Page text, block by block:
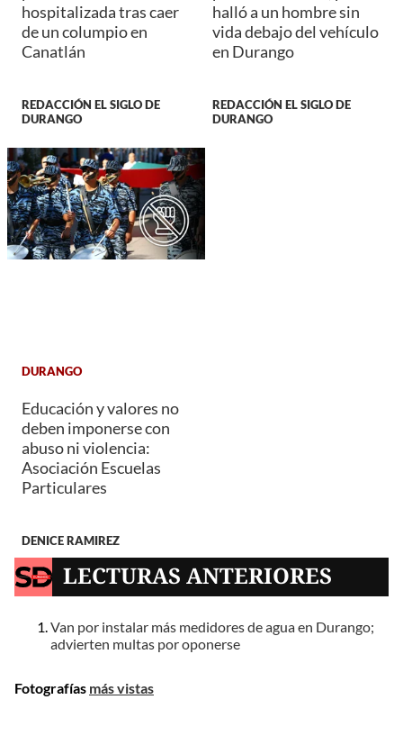
hospitalizada tras caer
de un columpio en
Canatlán
REDACCIÓN EL SIGLO DE
DURANGO
halló a un hombre sin
vida debajo del vehículo
en Durango
REDACCIÓN EL SIGLO DE
DURANGO
DURANGO
Educación y valores no
deben imponerse con
abuso ni violencia:
Asociación Escuelas
Particulares
DENICE RAMIREZ
LECTURAS ANTERIORES
Van por instalar más medidores de agua en Durango;
advierten multas por oponerse
Fotografías más vistas